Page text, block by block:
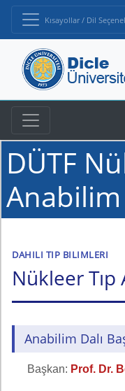
Kısayollar / Dil
DÜTF
Anabilim
DAHILI TIP BILIMLERI
Nükleer Tıp
Anabilim Dalı
Başkan: Prof. Dr.